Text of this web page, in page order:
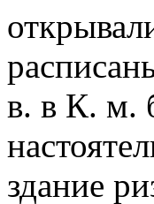
в. в К. м.
здание